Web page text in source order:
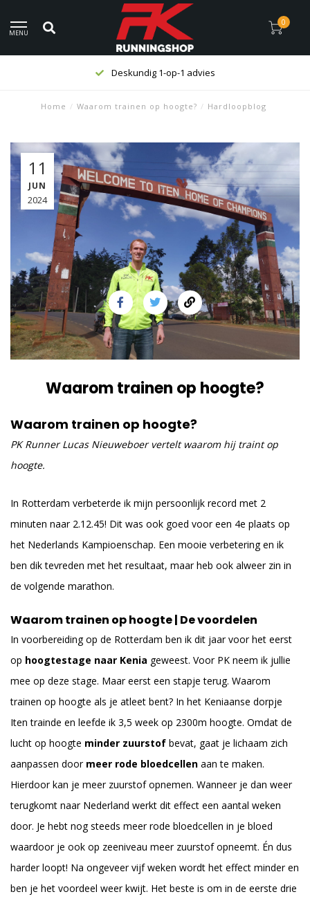
MENU
0
Deskundig 1-op-1 advies
Home / Waarom trainen op hoogte? / Hardloopblog
11
JUN
2024
Waarom trainen op hoogte?
Waarom trainen op hoogte?
PK Runner Lucas Nieuweboer vertelt waarom hij traint op
hoogte.
In Rotterdam verbeterde ik mijn persoonlijk record met 2
minuten naar 2.12.45! Dit was ook goed voor een 4e plaats op
het Nederlands Kampioenschap. Een mooie verbetering en ik
ben dik tevreden met het resultaat, maar heb ook alweer zin in
de volgende marathon.
Waarom trainen op hoogte | De voordelen
In voorbereiding op de Rotterdam ben ik dit jaar voor het eerst
op hoogtestage naar Kenia geweest. Voor PK neem ik jullie
mee op deze stage. Maar eerst een stapje terug. Waarom
trainen op hoogte als je atleet bent? In het Keniaanse dorpje
Iten trainde en leefde ik 3,5 week op 2300m hoogte. Omdat de
lucht op hoogte minder zuurstof bevat, gaat je lichaam zich
aanpassen door meer rode bloedcellen aan te maken.
Hierdoor kan je meer zuurstof opnemen. Wanneer je dan weer
terugkomt naar Nederland werkt dit effect een aantal weken
door. Je hebt nog steeds meer rode bloedcellen in je bloed
waardoor je ook op zeeniveau meer zuurstof opneemt. Én dus
harder loopt! Na ongeveer vijf weken wordt het effect minder en
ben je het voordeel weer kwijt. Het beste is om in de eerste drie